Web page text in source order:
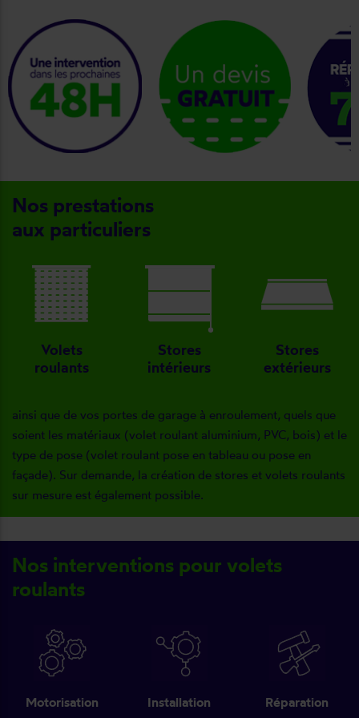
keyboard_arrow_right
Nos prestations
aux particuliers
Volets
roulants
Stores
intérieurs
Stores
extérieurs
ainsi que de vos portes de garage à enroulement, quels que
soient les matériaux (volet roulant aluminium, PVC, bois) et le
type de pose (volet roulant pose en tableau ou pose en
façade). Sur demande, la création de stores et volets roulants
sur mesure est également possible.
Nos interventions pour volets
roulants
Motorisation Installation Réparation